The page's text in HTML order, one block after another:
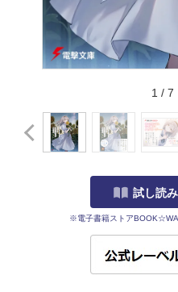
1 / 7
試し読
※電子書籍ストア